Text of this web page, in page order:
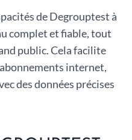
de Degrouptest à
complet et fiable, tout
public. Cela facilite
internet,
des données précises